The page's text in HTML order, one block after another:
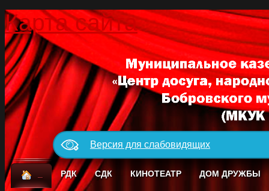
Карта сайта
Версия для слабовидящих
РДК СДК КИНОТЕАТР ДОМ ДРУЖБЫ